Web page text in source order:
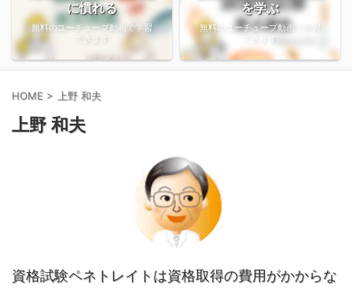
に慣れる
無料のユーチューブ動画で学習
できます
を学ぶ
無料のユーチューブ動画で学習
HOME > 上野 和夫
上野 和夫
資格試験ペネトレイトは資格取得の費用がかからな